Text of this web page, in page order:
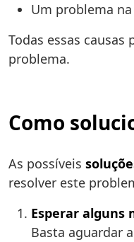
Um problema na
Todas essas causas
problema.
Como
As possíveis
resolver este
Esperar alguns
Basta aguardar